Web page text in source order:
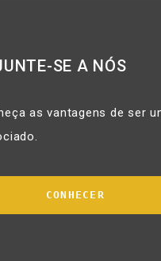
SE A NÓS
as vantagens de ser
CONHECER